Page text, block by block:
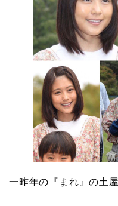
一昨年の『 まれ 』の土